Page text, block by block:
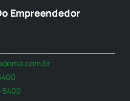
Empreendedor
5400